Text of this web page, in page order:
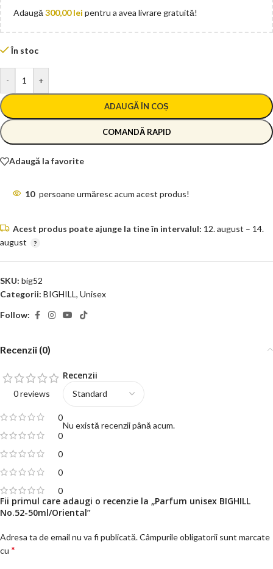
Adaugă 300,00lei pentru a avea livrare gratuită!
În stoc
- +
ADAUGĂ ÎN COȘ
COMANDĂ RAPID
Adaugă la favorite
10 persoane urmăresc acum acest produs!
Acest produs poate ajunge la tine în intervalul: 12. august – 14.
august
SKU: big52
Categorii: BIGHILL, Unisex
Follow:
Recenzii (0)
0 reviews
0
0
0
0
0
Recenzii
Nu există recenzii până acum.
Fii primul care adaugi o recenzie la „Parfum unisex BIGHILL
No.52-50ml/Oriental”
Adresa ta de email nu va fi publicată.Câmpurile obligatorii sunt marcate
cu *